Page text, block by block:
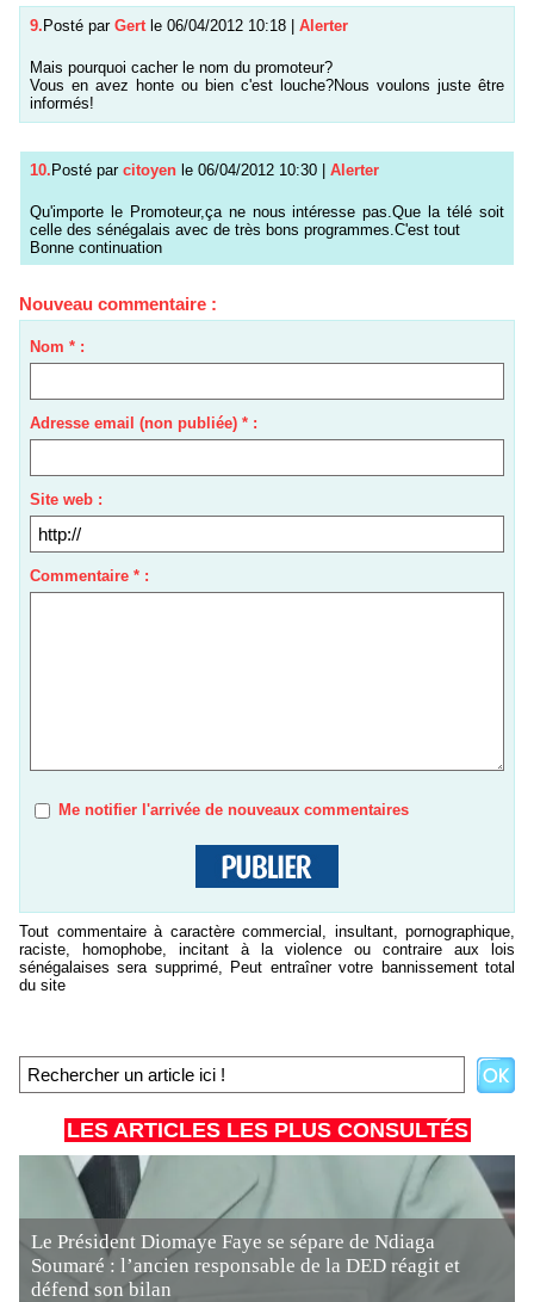
9. Posté par Gert le 06/04/2012 10:18 Alerter
Mais pourquoi cacher le nom du promoteur?
Vous en avez honte ou bien c'est louche?Nous voulons juste être
informés!
10.Posté par citoyen le 06/04/2012 10:30 | Alerter
Qu'importe le Promoteur,ça ne nous intéresse pas.Que la télé soit
celle des sénégalais avec de très bons programmes.C'est tout
Bonne continuation
Nouveau commentaire :
Nom * :
Adresse email (non publiée) * :
Site web :
Commentaire * :
Me notifier l'arrivée de nouveaux commentaires
Tout commentaire à caractère commercial, insultant, pornographique,
raciste, homophobe, incitant à la violence ou contraire aux lois
sénégalaises sera supprimé, Peut entraîner votre bannissement total
du site
LES ARTICLES LES PLUS CONSULTÉS
Le Président Diomaye Faye se sépare de Ndiaga
Soumaré : l’ancien responsable de la DED réagit et
défend son bilan